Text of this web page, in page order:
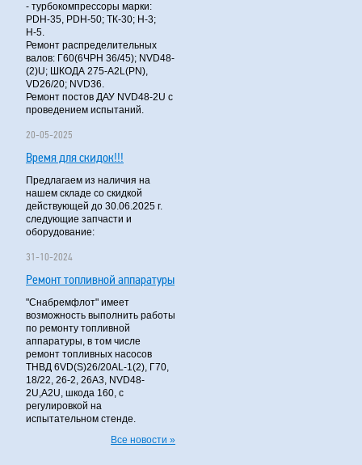
- турбокомпрессоры марки:
PDH-35, PDH-50; ТК-30; Н-3;
Н-5.
Ремонт распределительных
валов: Г60(6ЧРН 36/45); NVD48-
(2)U; ШКОДА 275-A2L(PN),
VD26/20; NVD36.
Ремонт постов ДАУ NVD48-2U с
проведением испытаний.
20-05-2025
Время для скидок!!!
Предлагаем из наличия на
нашем складе со скидкой
действующей до 30.06.2025 г.
следующие запчасти и
оборудование:
31-10-2024
Ремонт топливной аппаратуры
"Снабремфлот" имеет
возможность выполнить работы
по ремонту топливной
аппаратуры, в том числе
ремонт топливных насосов
ТНВД 6VD(S)26/20AL-1(2), Г70,
18/22, 26-2, 26А3, NVD48-
2U,A2U, шкода 160, с
регулировкой на
испытательном стенде.
Все новости »